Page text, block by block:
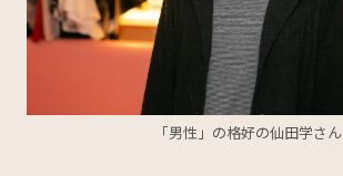
「男性」の格好の仙田学さん